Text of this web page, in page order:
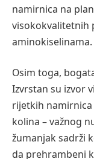
namirnica na
visokokvalitetnih
aminokiselinama.
Osim toga,
Izvrstan su izvor
rijetkih
kolina – važnog
žumanjak sadrži
da prehrambeni